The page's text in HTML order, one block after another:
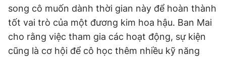
song cô muốn dành thời gian này để hoàn thành
tốt vai trò của một đương kim hoa hậu. Ban Mai
cho rằng việc tham gia các hoạt động, sự kiện
cũng là cơ hội để cô học thêm nhiều kỹ năng